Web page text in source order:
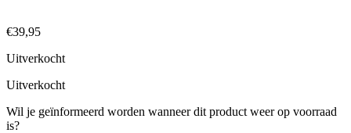
€39,95
Uitverkocht
Uitverkocht
Wil je geïnformeerd worden wanneer dit product weer op voorraad
is?